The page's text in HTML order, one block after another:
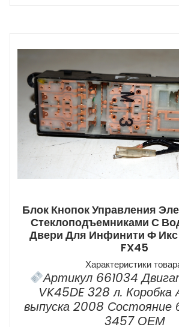
Блок Кнопок Управления
Стеклоподъемниками С
Двери Для Инфинити Ф
FX45
Характеристики
Артикул 661034
VK45DE 328 л.
выпуска 2008 Состояние
3457 ОЕМ